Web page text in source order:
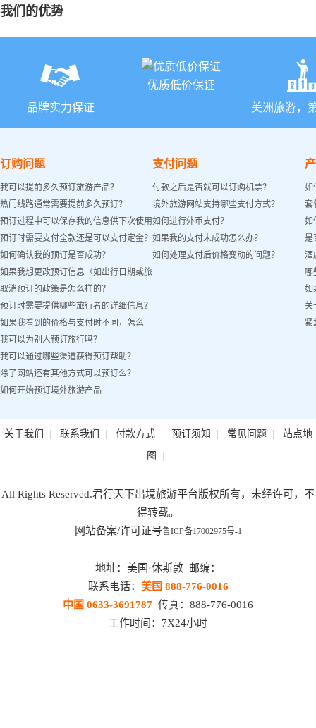
我们的优势
品牌实力保证
优质低价保证
美洲旅游，
订购问题
我可以提前多久预订旅游产品？
热门线路通常需要提前多久预订？
预订过程中可以保存我的信息供下次使用
吗？
预订时需要支付全款还是可以支付定金？
如何确认我的预订是否成功？
如果我想更改预订信息（如出行日期或旅
客姓名）怎么办？
取消预订的政策是怎么样的？
预订时需要提供哪些旅行者的详细信息？
如果我看到的价格与支付时不同，怎么
办？
我可以为别人预订旅行吗？
我可以通过哪些渠道获得预订帮助？
除了网站还有其他方式可以预订么？
如何开始预订境外旅游产品
支付问题
付款之后是否就可以订购机票？
境外旅游网站支持哪些支付方式？
如何进行外币支付？
如果我的支付未成功怎么办？
如何处理支付后价格变动的问题？
如
套
如
是
酒
哪
如
关
紧
关于我们 | 联系我们 | 付款方式| 预订须知 | 常见问题| 站点地
图 |
All Rights Reserved.君行天下出境旅游平台版权所有，未经许可，不
得转载。
网站备案/许可证号鲁ICP备17002975号-1
地址：美国·休斯敦 邮编：
联系电话： 美国 888-776-0016
中国 0633-3691787 传真：888-776-0016
工作时间：7X24小时